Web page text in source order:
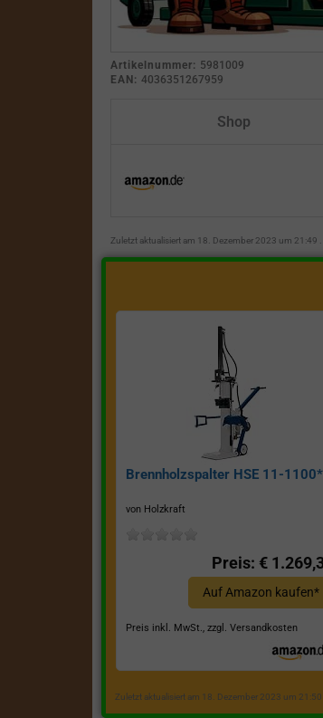
Artikelnummer: 5981009
EAN: 4036351267959
Shop
Zuletzt aktualisiert am 18. Dezember 2023 um 21:49
Brennholzspalter HSE 11-1100*
von Holzkraft
Preis: €
Auf Amazon kaufen*
Preis inkl. MwSt., zzgl. Versandkosten
Zuletzt aktualisiert am 18. Dezember 2023 um